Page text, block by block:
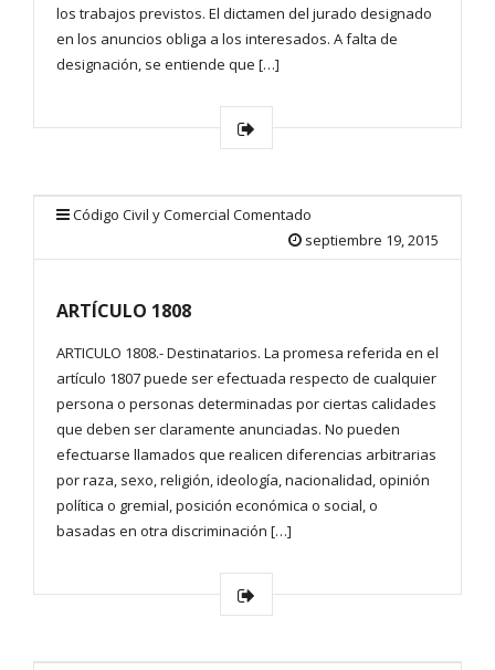
los trabajos previstos. El dictamen del jurado designado
en los anuncios obliga a los interesados. A falta de
designación, se entiende que […]
Código Civil y Comercial Comentado
septiembre 19, 2015
ARTÍCULO 1808
ARTICULO 1808.- Destinatarios. La promesa referida en el
artículo 1807 puede ser efectuada respecto de cualquier
persona o personas determinadas por ciertas calidades
que deben ser claramente anunciadas. No pueden
efectuarse llamados que realicen diferencias arbitrarias
por raza, sexo, religión, ideología, nacionalidad, opinión
política o gremial, posición económica o social, o
basadas en otra discriminación […]